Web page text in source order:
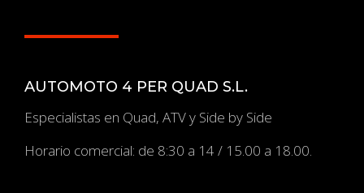
AUTOMOTO 4 PER QUAD S.L.
Especialistas en Quad, ATV y Side by Side
Horario comercial: de 8:30 a 14 / 15.00 a 18.00.